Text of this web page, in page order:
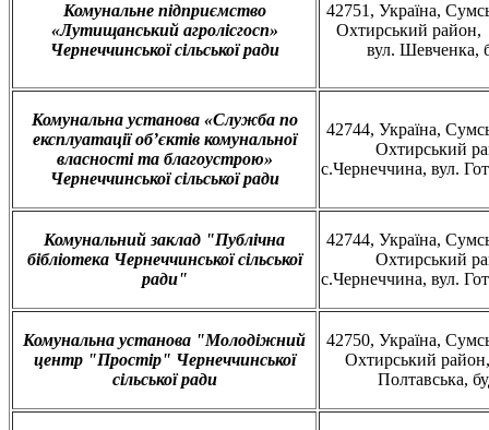
Комунальне підприємство
«Лутищанський агролісгосп»
Чернеччинської сільської ради
42751, Україна,
Охтирський
вул. Шевченка,
Комунальна установа «Служба по
експлуатації об’єктів комунальної
власності та благоустрою»
Чернеччинської сільської ради
42744, Україна,
Охтирський
с.Чернеччина, вул.
Комунальний заклад "Публічна
бібліотека Чернеччинської сільської
ради"
42744, Україна,
Охтирський
с.Чернеччина, вул.
Комунальна установа "Молодіжний
центр "Простір" Чернеччинської
сільської ради
42750, Україна,
Охтирський
Полтавська,